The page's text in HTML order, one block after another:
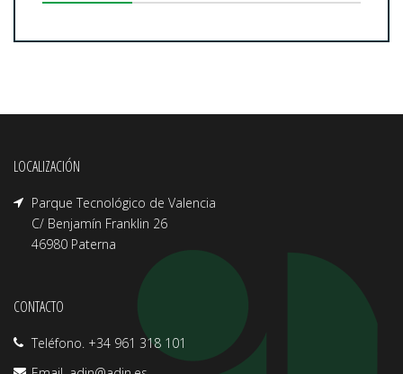
LOCALIZACIÓN
Parque Tecnológico de Valencia
C/ Benjamín Franklin 26
46980 Paterna
CONTACTO
Teléfono. +34 961 318 101